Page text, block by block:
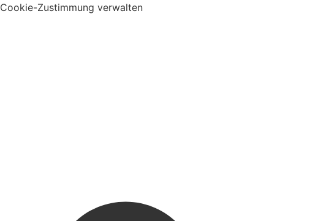
Cookie-Zustimmung verwalten